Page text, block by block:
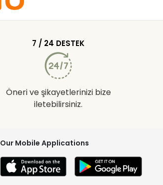
7 / 24 DESTEK
Öneri ve şikayetlerinizi bize
iletebilirsiniz.
Our Mobile Applications